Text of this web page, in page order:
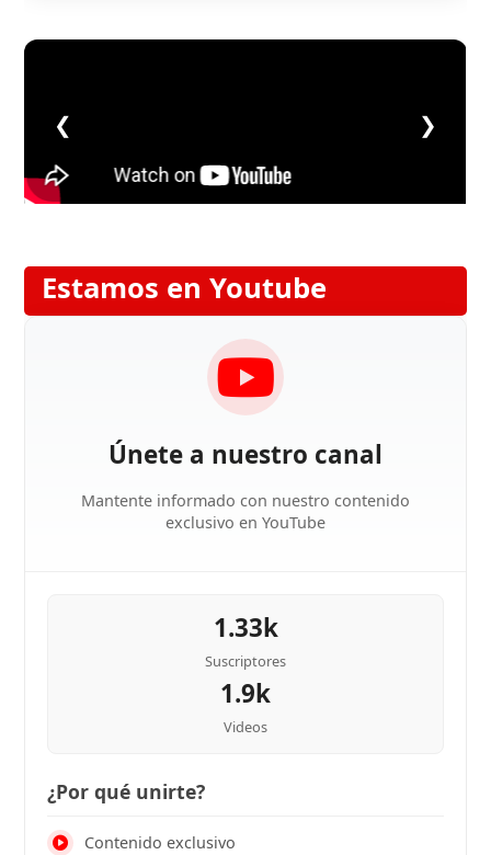
❮ ❯
Estamos en Youtube
Únete a nuestro canal
Mantente informado con nuestro contenido
exclusivo en YouTube
1.33k
Suscriptores
1.9k
Videos
¿Por qué unirte?
Contenido exclusivo